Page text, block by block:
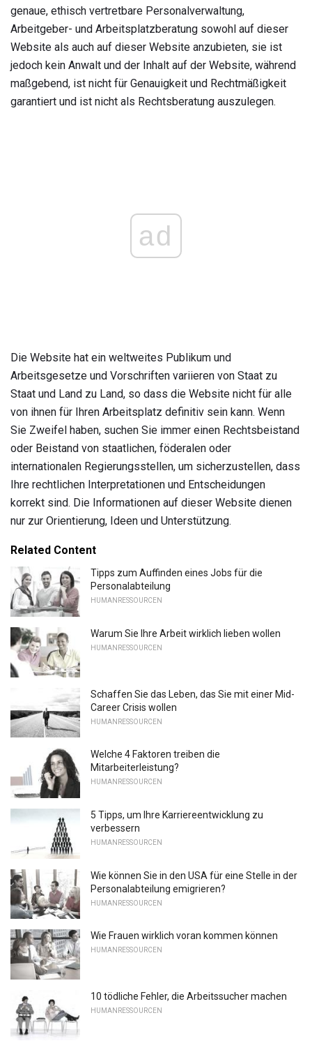
genaue, ethisch vertretbare Personalverwaltung,
Arbeitgeber- und Arbeitsplatzberatung sowohl auf dieser
Website als auch auf dieser Website anzubieten, sie ist
jedoch kein Anwalt und der Inhalt auf der Website, während
maßgebend, ist nicht für Genauigkeit und Rechtmäßigkeit
garantiert und ist nicht als Rechtsberatung auszulegen.
ad
Die Website hat ein weltweites Publikum und
Arbeitsgesetze und Vorschriften variieren von Staat zu
Staat und Land zu Land, so dass die Website nicht für alle
von ihnen für Ihren Arbeitsplatz definitiv sein kann. Wenn
Sie Zweifel haben, suchen Sie immer einen Rechtsbeistand
oder Beistand von staatlichen, föderalen oder
internationalen Regierungsstellen, um sicherzustellen, dass
Ihre rechtlichen Interpretationen und Entscheidungen
korrekt sind. Die Informationen auf dieser Website dienen
nur zur Orientierung, Ideen und Unterstützung.
Related Content
Tipps zum Auffinden eines Jobs für die
Personalabteilung
HUMANRESSOURCEN
Warum Sie Ihre Arbeit wirklich lieben wollen
HUMANRESSOURCEN
Schaffen Sie das Leben, das Sie mit einer Mid-
Career Crisis wollen
HUMANRESSOURCEN
Welche 4 Faktoren treiben die
Mitarbeiterleistung?
HUMANRESSOURCEN
5 Tipps, um Ihre Karriereentwicklung zu
verbessern
HUMANRESSOURCEN
Wie können Sie in den USA für eine Stelle in der
Personalabteilung emigrieren?
HUMANRESSOURCEN
Wie Frauen wirklich voran kommen können
HUMANRESSOURCEN
10 tödliche Fehler, die Arbeitssucher machen
HUMANRESSOURCEN